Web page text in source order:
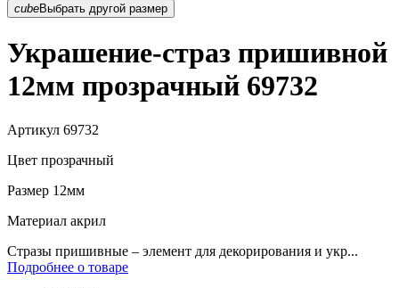
cubeВыбрать другой размер
Украшение-страз пришивной
12мм прозрачный 69732
Артикул 69732
Цвет прозрачный
Размер 12мм
Материал акрил
Стразы пришивные – элемент для декорирования и укр...
Подробнее о товаре